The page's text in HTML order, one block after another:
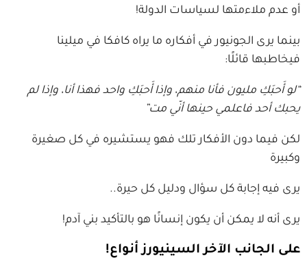
أو عدم ملاءمتها لسياسات الدولة!
بينما يرى الجونيور في أفكاره ما يراه كافكا في ميلينا
فيخاطبها قائلًا:
“لو أَحبَكِ مليون فأنا منهم، وإذا أَحبَكِ واحد فهذا أنا، وإذا لم
يحبك أحد فاعلمي حينها أنّي مت”
لكن فيما دون الأفكار تلك فهو يستشيره في كل صغيرة
وكبيرة
يرى فيه إجابة كل سؤال ودليل كل حيرة..
يرى أنه لا يمكن أن يكون إنسانًا هو بالتأكيد بني آدم!
على الجانب الآخر السينيورز أنواع!